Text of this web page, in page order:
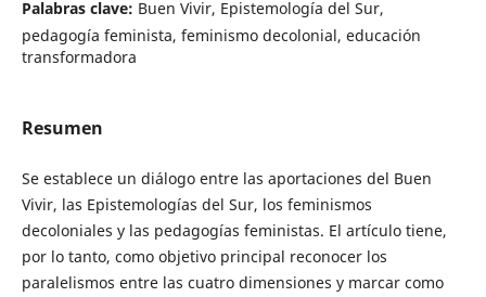
Palabras clave: Buen Vivir, Epistemología del Sur,
pedagogía feminista, feminismo decolonial, educación
transformadora
Resumen
Se establece un diálogo entre las aportaciones del Buen
Vivir, las Epistemologías del Sur, los feminismos
decoloniales y las pedagogías feministas. El artículo tiene,
por lo tanto, como objetivo principal reconocer los
paralelismos entre las cuatro dimensiones y marcar como